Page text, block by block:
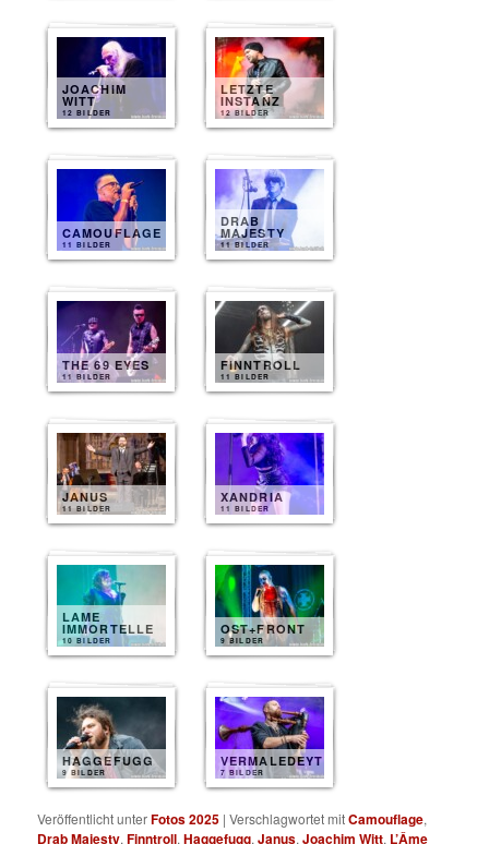
JOACHIM
WITT
12 BILDER
LETZTE
INSTANZ
12 BILDER
CAMOUFLAGE
11 BILDER
DRAB
MAJESTY
11 BILDER
THE 69 EYES
11 BILDER
FINNTROLL
11 BILDER
JANUS
11 BILDER
XANDRIA
11 BILDER
LAME
IMMORTELLE
10 BILDER
OST+FRONT
9 BILDER
HAGGEFUGG
9 BILDER
VERMALEDEYT
7 BILDER
Veröffentlicht unterFotos 2025 |Verschlagwortet mitCamouflage,
Drab Majesty,Finntroll,Haggefugg,Janus,Joachim Witt, L’Âme